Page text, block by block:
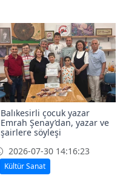
Balıkesirli çocuk yazar
Emrah Şenay’dan, yazar ve
şairlere söyleşi
2026-07-30 14:16:23
Kültür Sanat